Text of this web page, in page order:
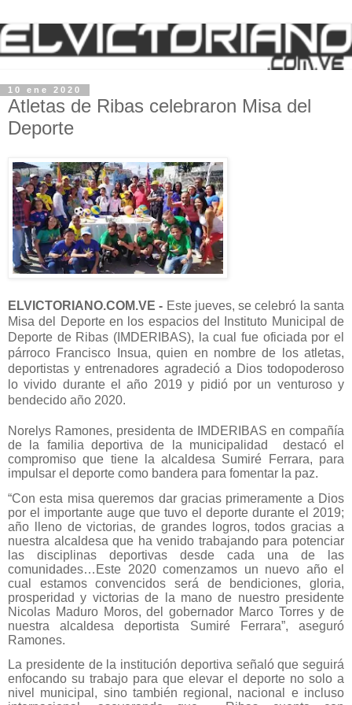
10 ene 2020
Atletas de Ribas celebraron Misa del
Deporte
ELVICTORIANO.COM.VE - Este jueves, se celebró la santa
Misa del Deporte en los espacios del Instituto Municipal de
Deporte de Ribas (IMDERIBAS), la cual fue oficiada por el
párroco Francisco Insua, quien en nombre de los atletas,
deportistas y entrenadores agradeció a Dios todopoderoso
lo vivido durante el año 2019 y pidió por un venturoso y
bendecido año 2020.
Norelys Ramones, presidenta de IMDERIBAS en compañía
de la familia deportiva de la municipalidad destacó el
compromiso que tiene la alcaldesa Sumiré Ferrara, para
impulsar el deporte como bandera para fomentar la paz.
“Con esta misa queremos dar gracias primeramente a Dios
por el importante auge que tuvo el deporte durante el 2019;
año lleno de victorias, de grandes logros, todos gracias a
nuestra alcaldesa que ha venido trabajando para potenciar
las disciplinas deportivas desde cada una de las
comunidades…Este 2020 comenzamos un nuevo año el
cual estamos convencidos será de bendiciones, gloria,
prosperidad y victorias de la mano de nuestro presidente
Nicolas Maduro Moros, del gobernador Marco Torres y de
nuestra alcaldesa deportista Sumiré Ferrara”, aseguró
Ramones.
La presidente de la institución deportiva señaló que seguirá
enfocando su trabajo para que elevar el deporte no solo a
nivel municipal, sino también regional, nacional e incluso